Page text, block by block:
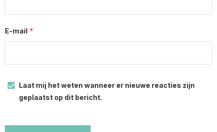
E-mail *
Laat mij het weten wanneer er nieuwe reacties zijn
geplaatst op dit bericht.